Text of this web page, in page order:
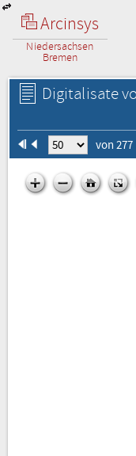
Arcinsys
Niedersachsen
Bremen
Digitalisate
von 277